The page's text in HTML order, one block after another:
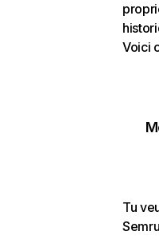
Voici
Tu